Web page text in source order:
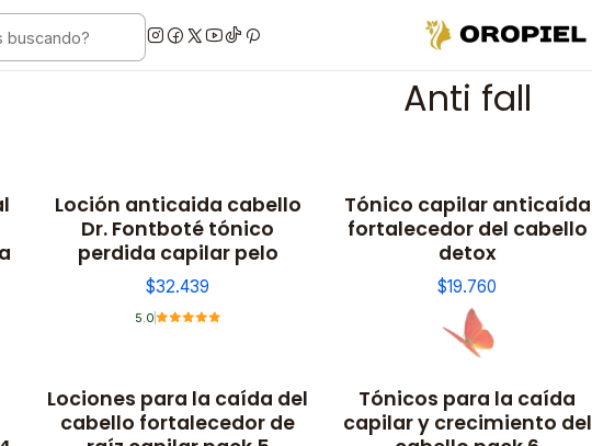
Hair Shampoo Anti fall
Anti fall
Loción anticaida cabello
Dr. Fontboté tónico
perdida capilar pelo
$32.439
5.0
Tónico capilar anticaída
fortalecedor del cabello
detox
$19.760
Lociones para la caída del
cabello fortalecedor de
Tónicos para la caída
capilar y crecimiento del